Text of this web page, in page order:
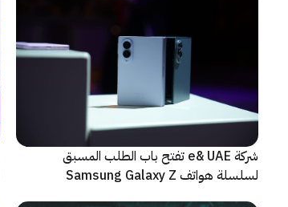
شركة e& UAE تفتح باب الطلب المسبق
لسلسلة هواتف Samsung Galaxy Z